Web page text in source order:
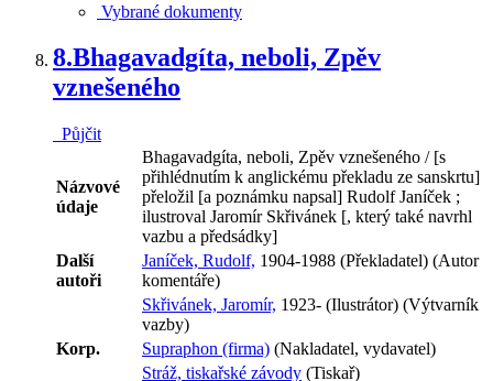
Vybrané dokumenty
8.Bhagavadgíta, neboli, Zpěv
vznešeného
Půjčit
Názvové
údaje
Bhagavadgíta, neboli, Zpěv vznešeného / [s
přihlédnutím k anglickému překladu ze sanskrtu]
přeložil [a poznámku napsal] Rudolf Janíček ;
ilustroval Jaromír Skřivánek [, který také navrhl
vazbu a předsádky]
Další
autoři
Janíček, Rudolf, 1904-1988 (Překladatel) (Autor
komentáře)
Skřivánek, Jaromír, 1923- (Ilustrátor) (Výtvarník
vazby)
Korp.
Supraphon (firma) (Nakladatel, vydavatel)
Stráž, tiskařské závody (Tiskař)